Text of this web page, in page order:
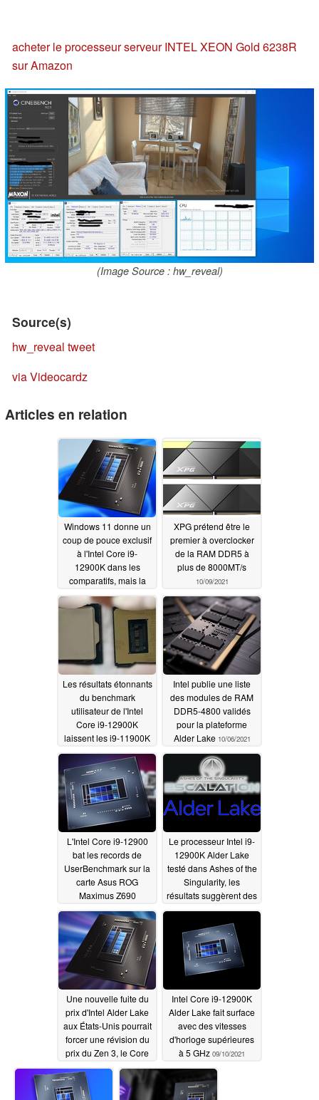
acheter le processeur serveur INTEL XEON Gold 6238R
sur Amazon
(Image Source : hw_reveal)
Source(s)
hw_reveal tweet
via Videocardz
Articles en relation
Windows 11 donne un
coup de pouce exclusif
à l'Intel Core i9-
12900K dans les
comparatifs, mais la
puce Alder Lake reste
à la traîne de l'AMD
Ryzen 9 5900X
10/09/2021
XPG prétend être le
premier à overclocker
de la RAM DDR5 à
plus de 8000MT/s
10/09/2021
Les résultats étonnants
du benchmark
utilisateur de l'Intel
Core i9-12900K
laissent les i9-11900K
et l'AMD Ryzen 9
5950X pour morts
10/08/2021
Intel publie une liste
des modules de RAM
DDR5-4800 validés
pour la plateforme
Alder Lake 10/06/2021
L'Intel Core i9-12900
bat les records de
UserBenchmark sur la
carte Asus ROG
Maximus Z690
Extreme malgré une
augmentation de 4,25
GHz et un
ralentissement massif
du processeur09/29/2021
Le processeur Intel i9-
12900K Alder Lake
testé dans Ashes of the
Singularity, les
résultats suggèrent des
gains significatifs par
rapport au Ryzen 9
5950X d'AMD09/21/2021
Une nouvelle fuite du
prix d'Intel Alder Lake
aux États-Unis pourrait
forcer une révision du
prix du Zen 3, le Core
i9-12900K étant
proposé à 605 dollars
US
09/15/2021
Intel Core i9-12900K
Alder Lake fait surface
avec des vitesses
d'horloge supérieures
à 5 GHz 09/10/2021